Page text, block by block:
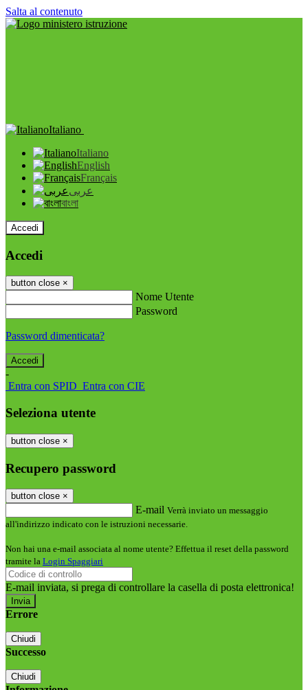
Salta al contenuto
Italiano
Italiano
English
Français
عربى
বাংলা
Accedi
Accedi
button close ×
Nome Utente
Password
Password dimenticata?
-
Entra con SPID Entra con CIE
Seleziona utente
button close ×
Recupero password
button close ×
E-mail Verrà inviato un messaggio
all'indirizzo indicato con le istruzioni necessarie.
Non hai una e-mail associata al nome utente? Effettua il reset della password
tramite la Login Spaggiari
E-mail inviata, si prega di controllare la casella di posta elettronica!
Errore
Chiudi
Successo
Chiudi